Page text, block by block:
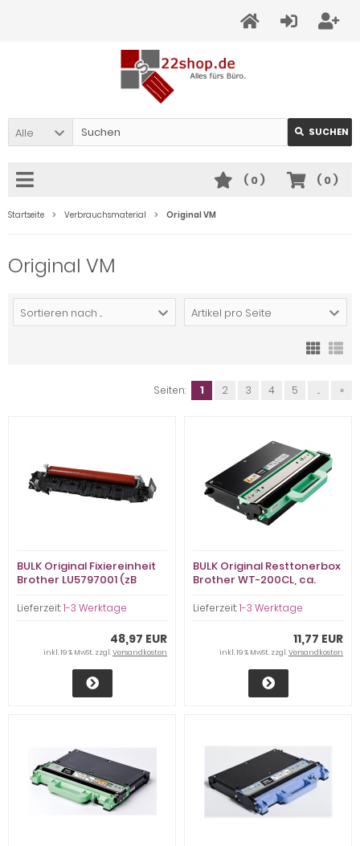
Alle SUCHEN
( 0)
( 0)
Startseite Verbrauchsmaterial Original VM
Original VM
Sortieren nach ... Artikel pro Seite
Seiten: 1 2 3 4 5 ... »
BULK Original Fixiereinheit
Brother LU5797001 (zB
neu
Lieferzeit:1-3 Werktage
48,97 EUR
inkl. 19 % MwSt. zzgl.Versandkosten
BULK Original Resttonerbox
Brother WT-200CL, ca.
Lieferzeit:1-3 Werktage
11,77 EUR
inkl. 19 % MwSt. zzgl.Versandkosten